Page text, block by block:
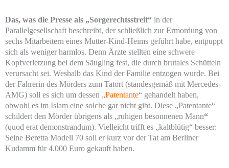
Das, was die Presse als „Sorgerechtsstreit“ in der
Parallelgesellschaft beschreibt, der schließlich zur Ermordung von
sechs Mitarbeitern eines Mutter-Kind-Heims geführt habe, entpuppt
sich als weniger harmlos. Denn Ärzte stellten eine schwere
Kopfverletzung bei dem Säugling fest, die durch brutales Schütteln
verursacht sei. Weshalb das Kind der Familie entzogen wurde. Bei
der Fahrerin des Mörders zum Tatort (standesgemäß mit Mercedes-
AMG) soll es sich um dessen „Patentante“ gehandelt haben,
obwohl es im Islam eine solche gar nicht gibt. Diese „Patentante“
schildert den Mörder übrigens als „ruhigen besonnenen Mann“
(quod erat demonstrandum). Vielleicht trifft es „kaltblütig“ besser:
Seine Beretta Modell 70 soll er kurz vor der Tat am Berliner
Kudamm für 4.000 Euro gekauft haben.